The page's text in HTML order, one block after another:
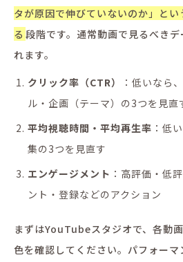
タが原因で伸びていないのか」と
る 段階です。通常動画で見るべき
れます。
クリック率（CTR）
：低いなら
ル・企画（テーマ）の3つを見直
平均視聴時間・平均再生率 ：低
集の3つを見直す
エンゲージメント ：高評価・低
ント・登録などのアクション
まずはYouTubeスタジオで、各動
色を確認してください。パフォー